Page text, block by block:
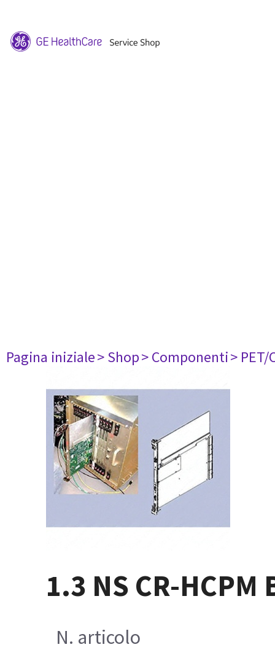
Pagina iniziale> Shop> Componenti> PET/
1.3 NS CR-
N. articolo